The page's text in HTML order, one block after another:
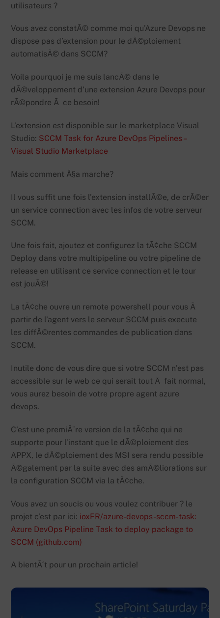
utilisateurs ?
Vous avez constatÃ© comme moi qu’Azure Devops ne
dispose pas d’extension pour le dÃ©ploiement
automatisÃ© dans SCCM?
Voila pourquoi je me suis lancÃ© dans le
dÃ©veloppement d’une extension Azure Devops pour
rÃ©pondre Ã ce besoin!
L’extension est disponible sur le marketplace Visual
Studio: SCCM Task for Azure DevOps Pipelines –
Visual Studio Marketplace
Mais comment Ã§a marche?
Il vous suffit une fois l’extension installÃ©e, de crÃ©er
un service connection avec les infos de votre serveur
SCCM.
Une fois fait, ajoutez et configurez la tÃ¢che SCCM
Deploy dans votre multipipeline ou votre pipeline de
release en utilisant ce service connection et le tour
est jouÃ©!
La tÃ¢che ouvre un remote powershell pour vous Ã
partir de l’agent vers le serveur SCCM puis execute
les diffÃ©rentes commandes de publication dans
SCCM.
Inutile donc de vous dire que si votre SCCM n’est pas
accessible sur le web ce qui serait tout Ã fait normal,
vous aurez besoin de votre propre agent azure
devops.
C’est une premiÃ¨re version de la tÃ¢che qui ne
supporte pour l’instant que le dÃ©ploiement des
APPX, le dÃ©ploiement des MSI sera rendu possible
Ã©galement par la suite avec des amÃ©liorations sur
la configuration SCCM via la tÃ¢che.
Vous avez un soucis ou vous voulez contribuer ? le
projet c’est par ici: ioxFR/azure-devops-sccm-task:
Azure DevOps Pipeline Task to deploy package to
SCCM (github.com)
A bientÃ´t pour un prochain article!